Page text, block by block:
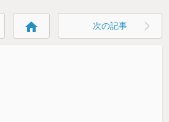
home 次の記事